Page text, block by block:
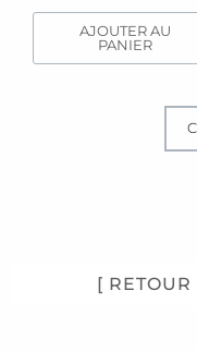
du
produit
AJOUTER AU
PANIER
[